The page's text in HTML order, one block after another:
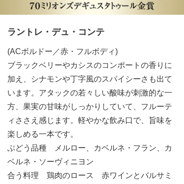
ラントレ・デュ・コンテ
(ACボルドー／赤・フルボディ)
ブラックベリーやカシスのコンポートの香りに
加え、シナモンや丁字風のスパイシーさも出て
います。アタックの若々しい酸味が刺激的な一
方、果実の甘味がしっかりしていて、フルーテ
ィささえ感じます。軽やかな飲み口で、旨味を
楽しめる一本です。
ぶどう品種 メルロー、カベルネ・フラン、カ
ベルネ・ソーヴィニヨン
合う料理 鶏肉のロース 赤ワインとバルサミ